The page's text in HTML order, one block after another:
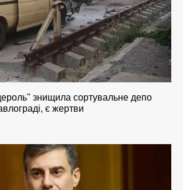
знищила сортувальне депо
є жертви